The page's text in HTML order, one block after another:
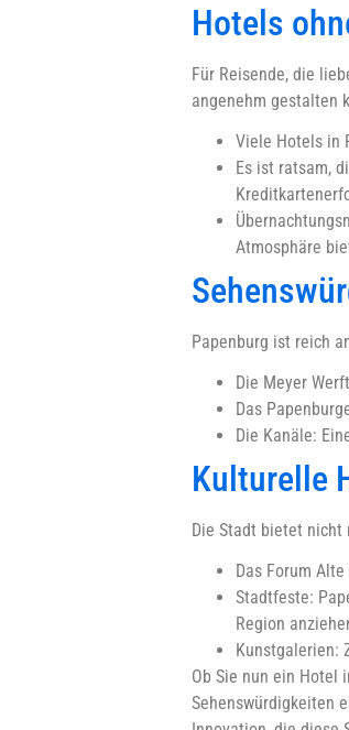
Hotels
Für Reisende, die
angenehm gestalten
Viele Hotels in
Es ist ratsam,
Atmosphäre
Papenburg ist reich
Die Meyer
Das
Die Kanäle:
Kulturelle
Die Stadt bietet nicht
Das Forum
Stadtfeste:
Region
Kunstgalerien:
Ob Sie nun ein Hotel
Sehenswürdigkeiten